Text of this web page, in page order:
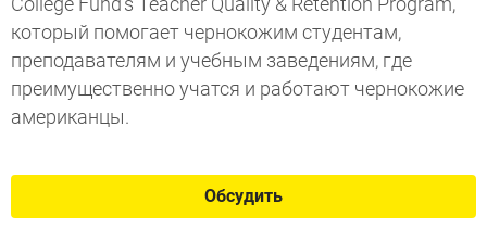
который помогает чернокожим студентам,
преподавателям и учебным заведениям, где
преимущественно учатся и работают чернокожие
американцы.
Обсудить